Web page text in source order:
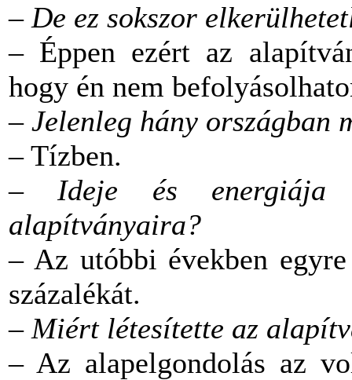
– De ez sokszor
– Éppen ezért az
hogy én nem
– Jelenleg hány országban
– Tízben.
– Ideje és energiája
alapítványaira?
– Az utóbbi években
százalékát.
– Miért létesítette az
– Az alapelgondolás az